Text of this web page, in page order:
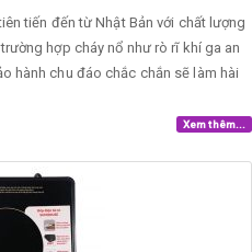
tiến đến từ Nhật Bản với chất lượng
hợp cháy nổ như rò rĩ khí ga an
hành chu đáo chắc chắn sẽ làm hài
Xem thêm...